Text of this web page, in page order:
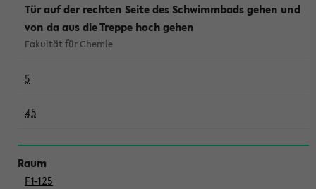
Tür auf der rechten Seite des Schwimmbads gehen und
von da aus die Treppe hoch gehen
Fakultät für Chemie
5
45
F1-125